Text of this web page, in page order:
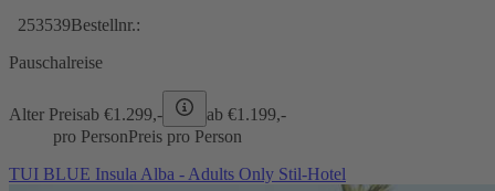
253539Bestellnr.:
Pauschalreise
Alter Preisab €1.299,- ab €1.199,-
pro PersonPreis pro Person
TUI BLUE Insula Alba - Adults Only Stil-Hotel